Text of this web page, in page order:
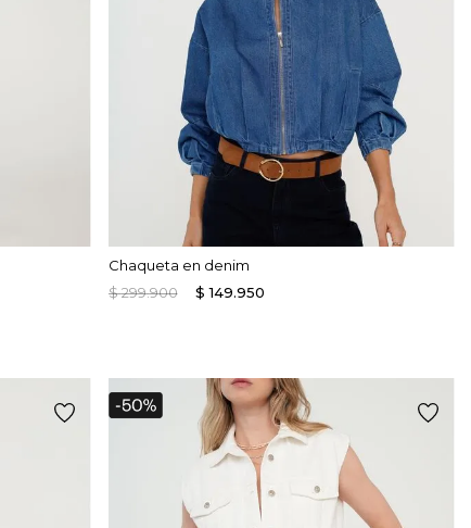
Chaqueta en denim
$299.900 $ 149.950